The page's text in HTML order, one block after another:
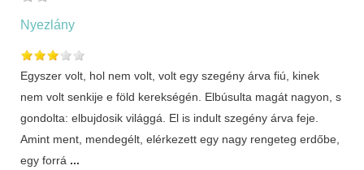
Nyezlány
Egyszer volt, hol nem volt, volt egy szegény árva fiú, kinek
nem volt senkije e föld kerekségén. Elbúsulta ma­gát nagyon, s
gondolta: elbujdosik világgá. El is indult szegény árva feje.
Amint ment, mendegélt, elérkezett egy nagy rengeteg erdőbe,
egy forrá ...